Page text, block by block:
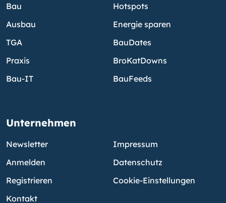
Bau
Ausbau
TGA
Praxis
Bau-IT
Hotspots
Energie sparen
BauDates
BroKatDowns
BauFeeds
Unternehmen
Newsletter
Anmelden
Registrieren
Kontakt
Impressum
Datenschutz
Cookie-Einstellungen